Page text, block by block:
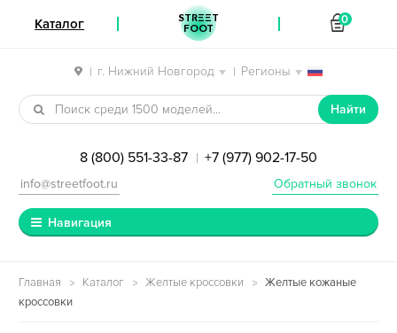
| г. Нижний Новгород | Регионы
Перейти к навигации
Перейти к содержимому
Найти
8 (800) 551-33-87 | +7 (977) 902-17-50
Обратный звонок
info@streetfoot.ru
Навигация
Главная Каталог Желтые кроссовки
Желтые кожаные
кроссовки
Каталог STREET
FOOT
0